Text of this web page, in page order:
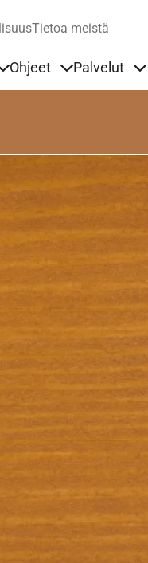
Tietoa meistä
Ohjeet Palvelut